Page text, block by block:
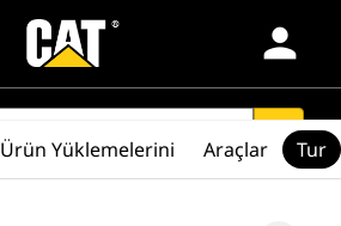
person
search
Ürün Yüklemelerini Araçlar Tur